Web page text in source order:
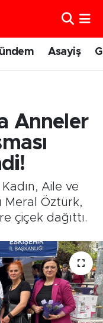
Asayiş
Anneler
Aile ve
Meral Öztürk,
çiçek dağıttı.
Fikstür